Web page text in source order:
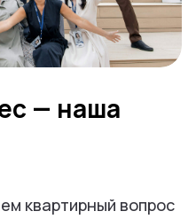
— наша
квартирный вопрос